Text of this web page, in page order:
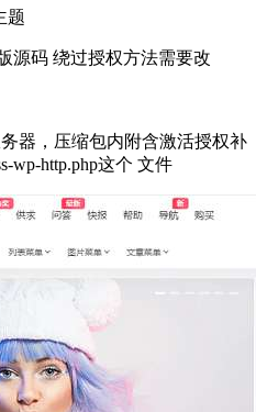
题
源码 绕过授权方法需要改
器，压缩包内附含激活授权补
wp-http.php这个 文件